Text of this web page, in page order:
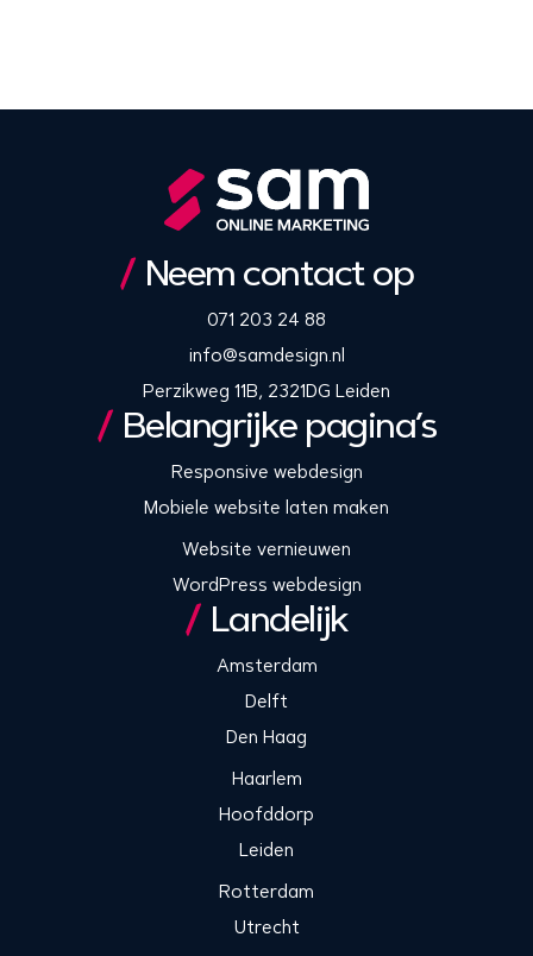
Neem contact op
071 203 24 88
info@samdesign.nl
Perzikweg 11B, 2321DG Leiden
Belangrijke pagina’s
Responsive webdesign
Mobiele website laten maken
Website vernieuwen
WordPress webdesign
Landelijk
Amsterdam
Delft
Den Haag
Haarlem
Hoofddorp
Leiden
Rotterdam
Utrecht